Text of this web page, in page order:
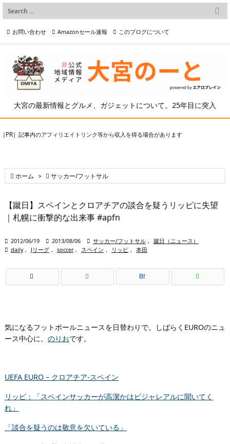
大宮の最新情報とグルメ、ガジェットについて。25年目に突入

メニュー

検索
お問い合わせ Amazonセール速報 このブログについて
プライバシーポリシー等
［PR］記事内のアフィリエイトリンク等から収入を得る場合があります
 ホーム >  サッカー/フットサル
【蹴日】スペインとクロアチアの談合を疑うリッピに失望
｜札幌に衝撃的な出来事 #apfn
 2012/06/19  2013/08/06  サッカー/フットサル ,
蹴日（ニュース）
 daily , Jリーグ , soccer , スペイン , リッピ , 本田
B!
気になるフットボールニュースを日替わりで。しばらくEUROのニュ
ース中心に。 のりおです。
UEFA EURO – クロアチア-スペイン
リッピ：「スペインサッカーが高潔かはビジャレアルに聞いてく
れ」
「談合を疑うのは敬意を欠いている」